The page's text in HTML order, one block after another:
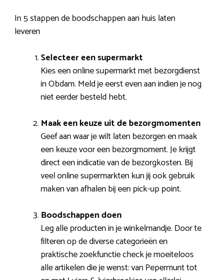
In 5 stappen de boodschappen aan huis laten
leveren
Selecteer een supermarkt
Kies een online supermarkt met bezorgdienst
in Obdam. Meld je eerst even aan indien je nog
niet eerder besteld hebt.
Maak een keuze uit de bezorgmomenten
Geef aan waar je wilt laten bezorgen en maak
een keuze voor een bezorgmoment. Je krijgt
direct een indicatie van de bezorgkosten. Bij
veel online supermarkten kun jij ook gebruik
maken van afhalen bij een pick-up point.
Boodschappen doen
Leg alle producten in je winkelmandje. Door te
filteren op de diverse categorieën en
praktische zoekfunctie check je moeiteloos
alle artikelen die je wenst: van Pepermunt tot